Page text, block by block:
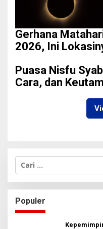
Gerhana
2026, Ini
Puasa Nisfu
Cara, dan
C
i
u
n
t
Populer